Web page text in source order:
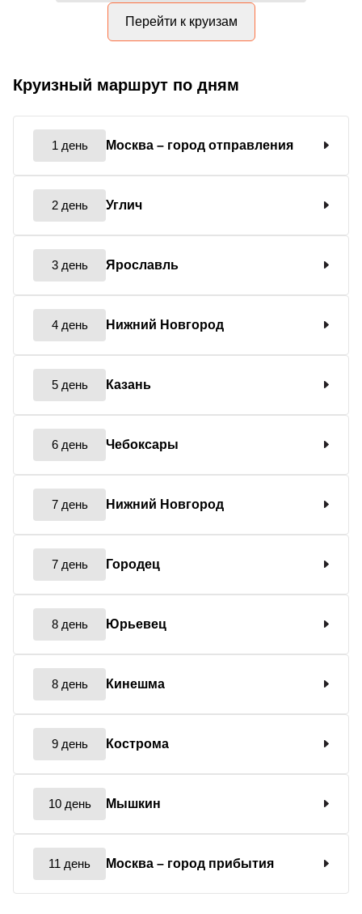
Перейти к круизам
Круизный маршрут по дням
1 день Москва – город отправления
2 день Углич
3 день Ярославль
4 день Нижний Новгород
5 день Казань
6 день Чебоксары
7 день Нижний Новгород
7 день Городец
8 день Юрьевец
8 день Кинешма
9 день Кострома
10 день Мышкин
11 день Москва – город прибытия